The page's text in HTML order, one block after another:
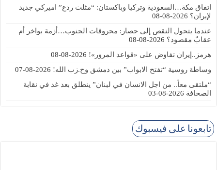
اتفاق مكة…السعودية وتركيا وباكستان: “مثلث ردع” اميركي جديد
لإيران؟ 2026-08-08
عندما يتحول النقص إلى حصار: محروقات الجنوب…أزمة بواخر أم
عقابٌ مقصود؟ 2026-08-08
هرمز..إيران تفاوض على «قواعد المرور»! 2026-08-08
وساطة روسية “تفتح الابواب” بين دمشق وح.زب الله! 2026-08-07
“ملتقى معاً.. من اجل الانسان في لبنان” ينطلق بعد غد في نقابة
الصحافة 2026-08-03
تابعونا على فيسبوك